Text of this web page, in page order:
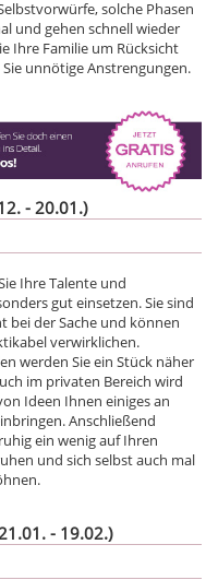
solche Phasen
und gehen schnell wieder
Ihre Familie um Rücksicht
unnötige Anstrengungen.
- 20.01.)
Ihre Talente und
gut einsetzen. Sie sind
bei der Sache und können
verwirklichen.
werden Sie ein Stück näher
im privaten Bereich wird
Ideen Ihnen einiges an
Anschließend
ein wenig auf Ihren
und sich selbst auch mal
- 19.02.)